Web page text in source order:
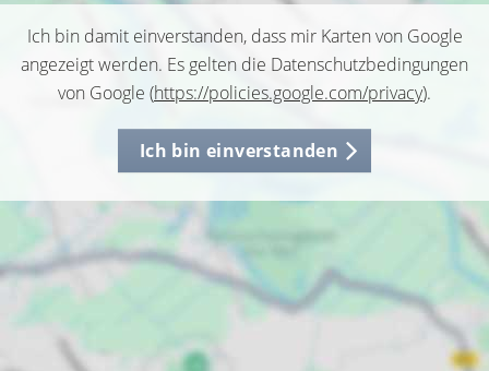
Ich bin damit einverstanden, dass mir Karten von Google
angezeigt werden. Es gelten die Datenschutzbedingungen
von Google (https://policies.google.com/privacy).
Ich bin einverstanden